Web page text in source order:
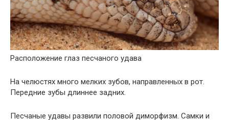
Расположение глаз песчаного удава
На челюстях много мелких зубов, направленных в рот.
Передние зубы длиннее задних.
Песчаные удавы развили половой диморфизм. Самки и